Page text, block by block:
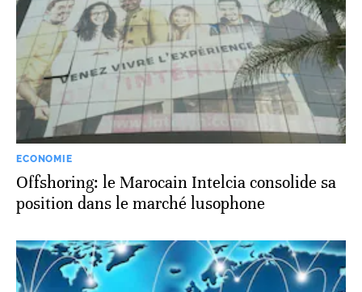
ECONOMIE
Offshoring: le Marocain Intelcia consolide sa
position dans le marché lusophone